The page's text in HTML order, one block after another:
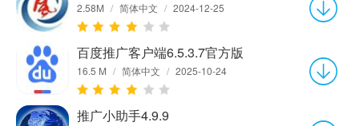
2.58M / 简体中文 / 2024-12-25
百度推广客户端6.5.3.7官方版
16.5 M / 简体中文 / 2025-10-24
推广小助手4.9.9